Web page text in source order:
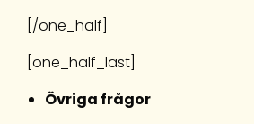
[/one_half]
[one_half_last]
Övriga frågor